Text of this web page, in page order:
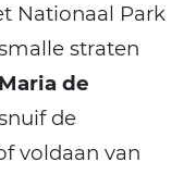
Nationaal Park
straten
de
de
voldaan van